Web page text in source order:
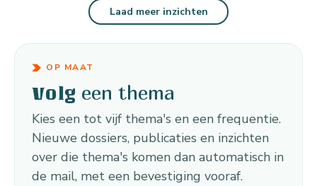
planning de kern van
werkt dus als
netwerklaag, niet als…
Laad meer inzichten
OP MAAT
Volg een thema
Kies een tot vijf thema's en een frequentie.
Nieuwe dossiers, publicaties en inzichten
over die thema's komen dan automatisch in
de mail, met een bevestiging vooraf.